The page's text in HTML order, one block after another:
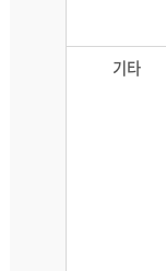
기타